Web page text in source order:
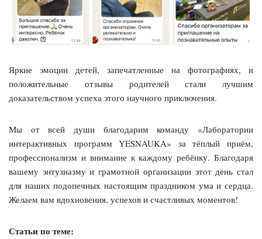
Яркие эмоции детей, запечатленные на фотографиях, и
положительные отзывы родителей стали лучшим
доказательством успеха этого научного приключения.
Мы от всей души благодарим команду «Лаборатории
интерактивных программ YESNAUKA» за тёплый приём,
профессионализм и внимание к каждому ребёнку. Благодаря
вашему энтузиазму и грамотной организации этот день стал
для наших подопечных настоящим праздником ума и сердца.
Желаем вам вдохновения, успехов и счастливых моментов!
Статьи по теме: